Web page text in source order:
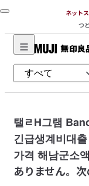
ネット
つ
無
印
良
ネ
ッ
ト
ス
ト
탤ㄹH그램
긴급생계비대
가격 해남군소
ありません。